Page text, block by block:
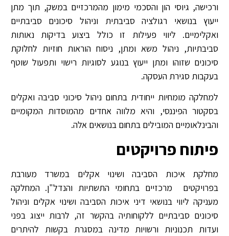
ורכישה, גיוסי הון והסכמי מימון מהמרכזיים במשק, תוך מתן
ייעוץ בנושאי רגולציה סביבתית וניהול סיכונים סביבתיים
ואקלימיים. ליווי פעילות זו כולל ביצוע בדיקות נאותות
סביבתיות, ניהול משא ומתן, ניסוח הוראות חוזיות לחלוקת
סיכונים שזוהו ומתן ייעוץ בנוגע לסוגיות רישוי ותפעול שוטף
בעקבות סגירת העסקה.
למחלקה מומחיות ייחודית בתחום ניהול סיכוני סביבה ואקלים
בסקטור הפיננסי, והיא מלווה אחדים מהמוסדות המקומיים
והבינלאומיים המובילים בתחום בנושאים אלה.
פיתוח פרויקטים
מחלקת איכות הסביבה ושינוי אקלים במשרד מעורבת
בפרויקטים מרכזיים בתחומי התשתיות והנדל"ן. המחלקה
מעניקה ליווי בנושאי דיני איכות הסביבה ושינוי אקלים וניהול
סיכונים סביבתיים ללקוחותיה בהקשר זה, לרבות ייצוג בפני
ועדות תכנוניות ורשויות מדינה במסגרת בקשות להיתרים